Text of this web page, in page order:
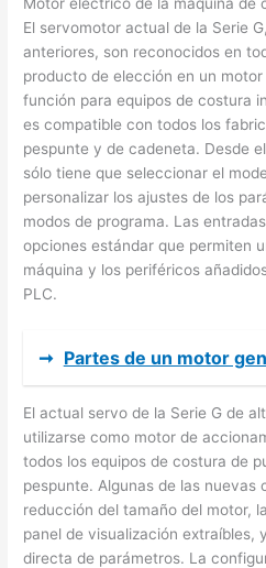
El servomotor actual de la Serie
anteriores, son reconocidos en
producto de elección en un
función para equipos de costura
es compatible con todos los
pespunte y de cadeneta. Desde
sólo tiene que seleccionar el
personalizar los ajustes de los
modos de programa. Las
opciones estándar que permiten
máquina y los periféricos
PLC.
➞ Partes de un motor
El actual servo de la Serie G de
utilizarse como motor de
todos los equipos de costura de
pespunte. Algunas de las nuevas
reducción del tamaño del motor,
panel de visualización extraíbles,
directa de parámetros. La